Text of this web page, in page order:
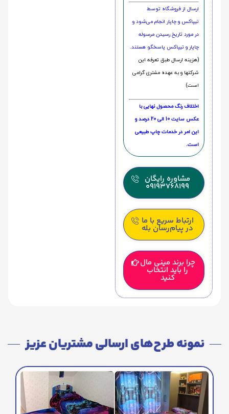
ارسال از فروشگاه توسط
تیپاکس و چاپار انجام می‌شود و
در مورد تاریخ رسیدن مرسوله
چاپار و تیپاکس پاسخگو هستند.
(هزینه ارسال طبق تعرفه این
شرکتها و به عهده مشتری گرامی
است)
اختلاف رنگ محصول نهایی با
عکس سایت 10 الی 20 درصد و
این امر در خدمات چاپ طبیعی
است.
مشاوره رایگان
09193768199
ارتباط سریع با ما
در پیام‌رسان بله
چرا برند مینی مال
را باید انتخاب
کنید
نمونه طرح‌های ارسالی مشتریان عزیز